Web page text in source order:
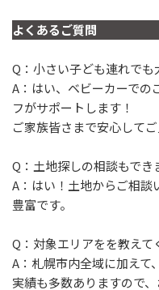
よくあるご質問
Q：小さい子ども連れでも
A：はい、ベビーカーでの
フがサポートします！
ご家族皆さまで安心してご
Q：土地探しの相談もでき
A：はい！土地からご相談
豊富です。
Q：対象エリアをを教えて
A：札幌市内全域に加えて
実績も多数ありますので